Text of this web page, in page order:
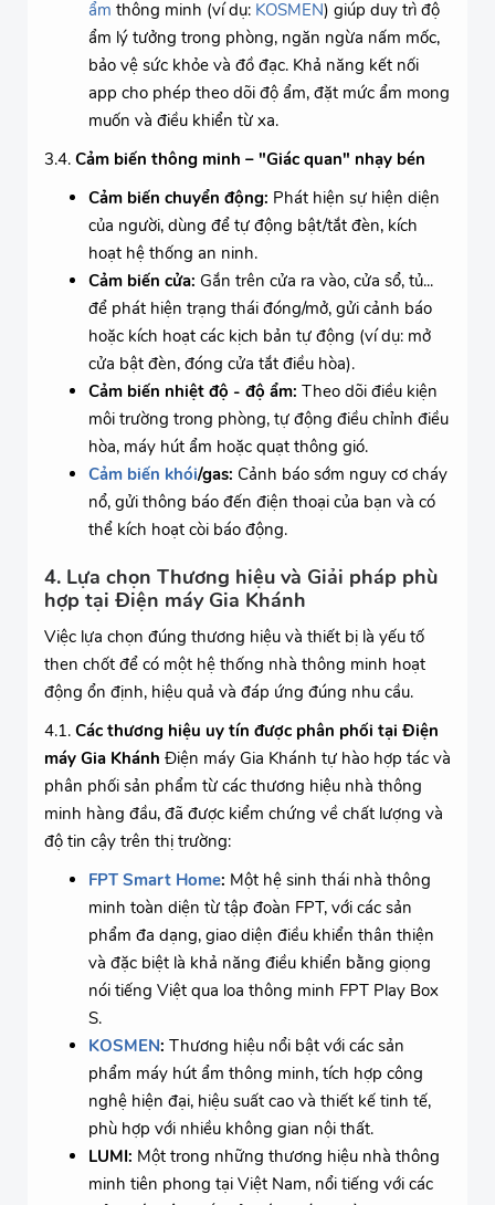
ẩm thông minh (ví dụ: KOSMEN) giúp duy trì độ
ẩm lý tưởng trong phòng, ngăn ngừa nấm mốc,
bảo vệ sức khỏe và đồ đạc. Khả năng kết nối
app cho phép theo dõi độ ẩm, đặt mức ẩm mong
muốn và điều khiển từ xa.
3.4. Cảm biến thông minh – "Giác quan" nhạy bén
Cảm biến chuyển động: Phát hiện sự hiện diện
của người, dùng để tự động bật/tắt đèn, kích
hoạt hệ thống an ninh.
Cảm biến cửa: Gắn trên cửa ra vào, cửa sổ, tủ...
để phát hiện trạng thái đóng/mở, gửi cảnh báo
hoặc kích hoạt các kịch bản tự động (ví dụ: mở
cửa bật đèn, đóng cửa tắt điều hòa).
Cảm biến nhiệt độ - độ ẩm: Theo dõi điều kiện
môi trường trong phòng, tự động điều chỉnh điều
hòa, máy hút ẩm hoặc quạt thông gió.
Cảm biến khói/gas: Cảnh báo sớm nguy cơ cháy
nổ, gửi thông báo đến điện thoại của bạn và có
thể kích hoạt còi báo động.
4. Lựa chọn Thương hiệu và Giải pháp phù
hợp tại Điện máy Gia Khánh
Việc lựa chọn đúng thương hiệu và thiết bị là yếu tố
then chốt để có một hệ thống nhà thông minh hoạt
động ổn định, hiệu quả và đáp ứng đúng nhu cầu.
4.1. Các thương hiệu uy tín được phân phối tại Điện
máy Gia Khánh Điện máy Gia Khánh tự hào hợp tác và
phân phối sản phẩm từ các thương hiệu nhà thông
minh hàng đầu, đã được kiểm chứng về chất lượng và
độ tin cậy trên thị trường:
FPT Smart Home: Một hệ sinh thái nhà thông
minh toàn diện từ tập đoàn FPT, với các sản
phẩm đa dạng, giao diện điều khiển thân thiện
và đặc biệt là khả năng điều khiển bằng giọng
nói tiếng Việt qua loa thông minh FPT Play Box
S.
KOSMEN: Thương hiệu nổi bật với các sản
phẩm máy hút ẩm thông minh, tích hợp công
nghệ hiện đại, hiệu suất cao và thiết kế tinh tế,
phù hợp với nhiều không gian nội thất.
LUMI: Một trong những thương hiệu nhà thông
minh tiên phong tại Việt Nam, nổi tiếng với các